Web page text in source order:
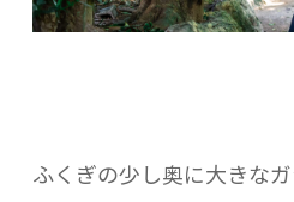
ふくぎの少し奥に大きな